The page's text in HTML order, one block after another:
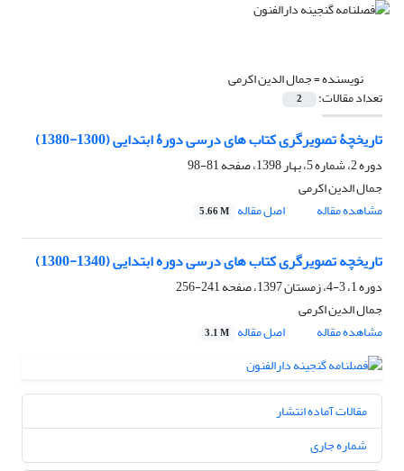
نویسنده =جمال الدین اکرمی
تعداد مقالات: 2
تاریخچۀ تصویرگری کتاب های درسی دورۀ ابتدایی (1300-1380)
دوره 2، شماره 5، بهار 1398، صفحه
81-98
جمال الدین اکرمی
مشاهده مقاله
اصل مقاله 5.66 M
تاریخچه تصویرگری کتاب های درسی دوره ابتدایی (1340-1300)
دوره 1، 3-4، زمستان 1397، صفحه
241-256
جمال الدین اکرمی
مشاهده مقاله
اصل مقاله 3.1 M
مقالات آماده انتشار
شماره جاری